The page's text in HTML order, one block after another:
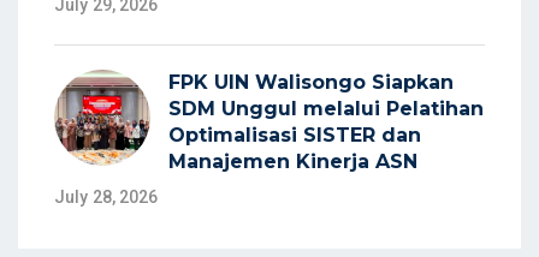
July 29, 2026
FPK UIN Walisongo Siapkan
SDM Unggul melalui Pelatihan
Optimalisasi SISTER dan
Manajemen Kinerja ASN
July 28, 2026